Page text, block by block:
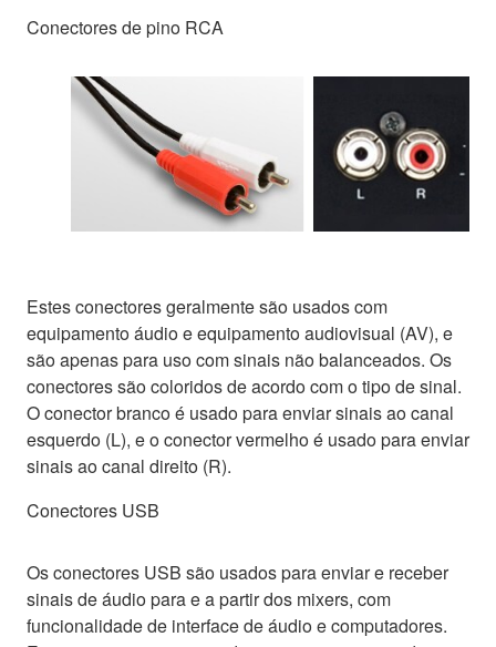
Conectores de pino RCA
Estes conectores geralmente são usados com
equipamento áudio e equipamento audiovisual (AV), e
são apenas para uso com sinais não balanceados. Os
conectores são coloridos de acordo com o tipo de sinal.
O conector branco é usado para enviar sinais ao canal
esquerdo (L), e o conector vermelho é usado para enviar
sinais ao canal direito (R).
Conectores USB
Os conectores USB são usados para enviar e receber
sinais de áudio para e a partir dos mixers, com
funcionalidade de interface de áudio e computadores.